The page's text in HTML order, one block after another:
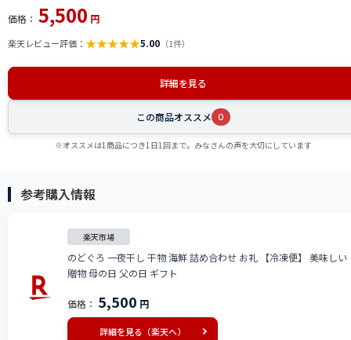
価格： 5,500 円
楽天レビュー評価： ★★★★★5.00 （1件）
詳細を見る
この商品オススメ 0
※オススメは1商品につき1日1回まで。みなさんの声を大切にしています
参考購入情報
楽天市場
のどぐろ 一夜干し 干物 海鮮 詰め合わせ お礼 【冷凍便】 美味しい
贈物 母の日 父の日 ギフト
価格： 5,500 円
詳細を見る（楽天へ）